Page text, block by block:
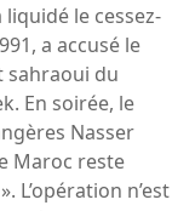
le cessez-
a accusé le
sahraoui du
En soirée, le
Nasser
Maroc reste
L’opération n’est